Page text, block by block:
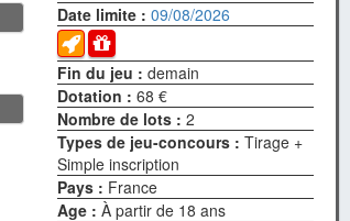
Date limite :09/08/2026
Fin du jeu :demain
Dotation :68 €
Nombre de lots :2
Types de jeu-concours :Tirage +
Simple inscription
Pays : France
Age :À partir de 18 ans